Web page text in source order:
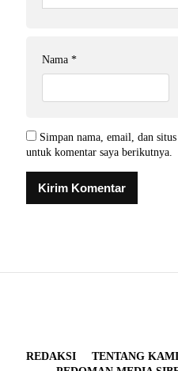
Nama *
Simpan nama, email, dan
untuk komentar saya berikutnya.
REDAKSI TENTANG KAMI